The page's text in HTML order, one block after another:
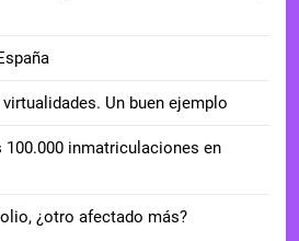
Un buen ejemplo
100.000 inmatriculaciones en
¿otro afectado más?